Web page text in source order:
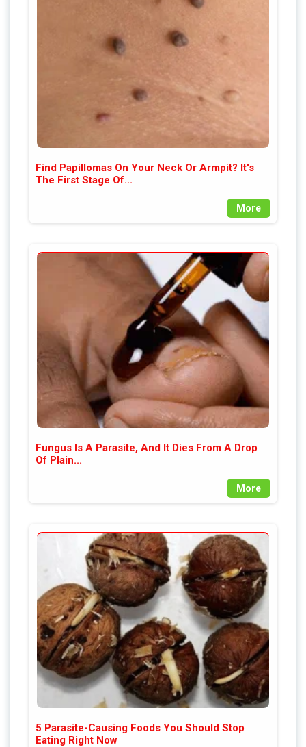
Find Papillomas On Your Neck Or Armpit? It's
The First Stage Of...
More
Fungus Is A Parasite, And It Dies From A Drop
Of Plain...
More
5 Parasite-Causing Foods You Should Stop
Eating Right Now